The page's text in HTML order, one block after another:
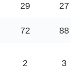
29 27
72 88
2 3